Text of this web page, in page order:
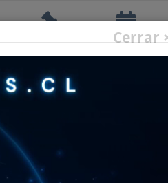
Reglamento Calendario
Cerrar